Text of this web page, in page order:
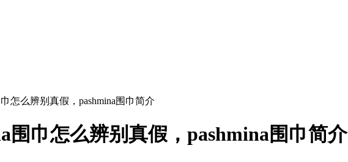
怎么辨别真假，pashmina围巾简介
围巾怎么辨别真假，pashmina围巾简介